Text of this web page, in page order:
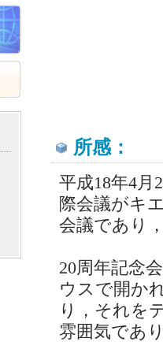
所感：
平成18年4月
際会議がキ
会議であり
20周年記念
ウスで開か
り，それを
雰囲気であ